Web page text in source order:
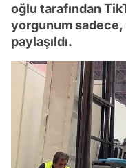
oğlu tarafından
yorgunum
paylaşıldı.